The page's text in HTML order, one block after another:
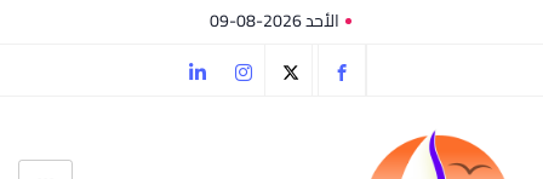
الأحد 2026-08-09